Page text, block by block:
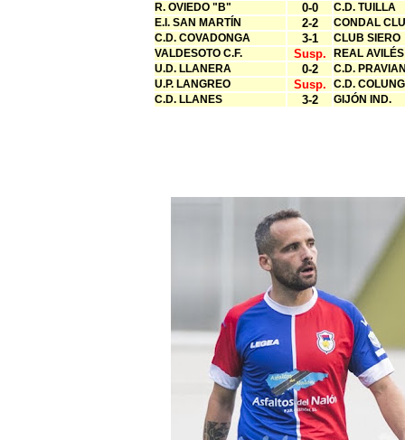
R. OVIEDO "B"
0-0
C.D. TUILLA
E.I. SAN MARTÍN
2-2
CONDAL
C.D. COVADONGA
3-1
CLUB SIERO
VALDESOTO C.F.
Susp.
REAL AVILÉS
U.D. LLANERA
0-2
C.D.
U.P. LANGREO
Susp.
C.D.
C.D. LLANES
3-2 GIJÓN IND.